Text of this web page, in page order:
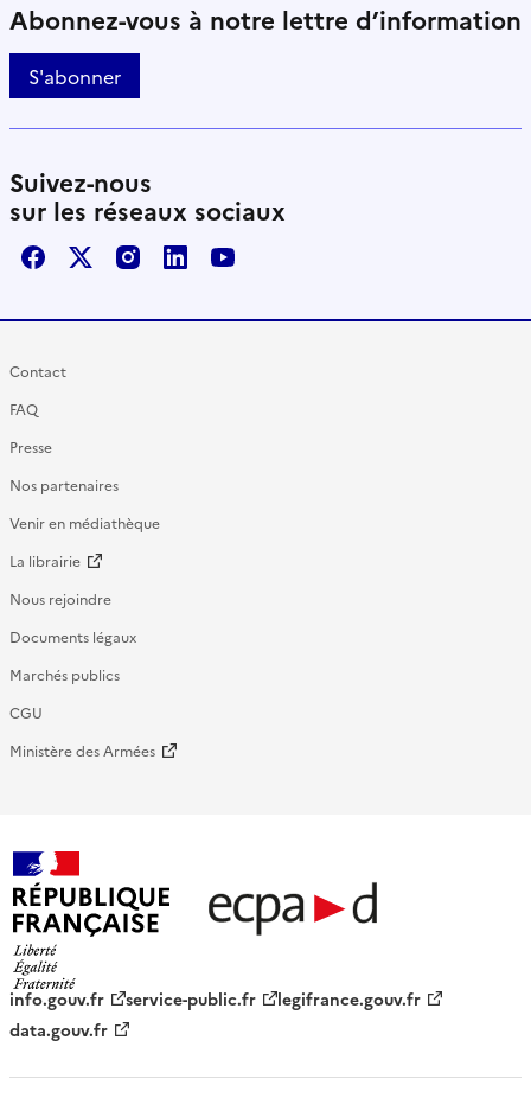
Abonnez-vous à notre lettre d’information
S'abonner
Suivez-nous
sur les réseaux sociaux
FacebookX / TwitterInstagram
LinkedInYoutube
Contact
FAQ
Presse
Nos partenaires
Venir en médiathèque
La librairie
Nous rejoindre
Documents légaux
Marchés publics
CGU
Ministère des Armées
française - ECPAD
info.gouv.fr service-public.fr
legifrance.gouv.fr
data.gouv.fr